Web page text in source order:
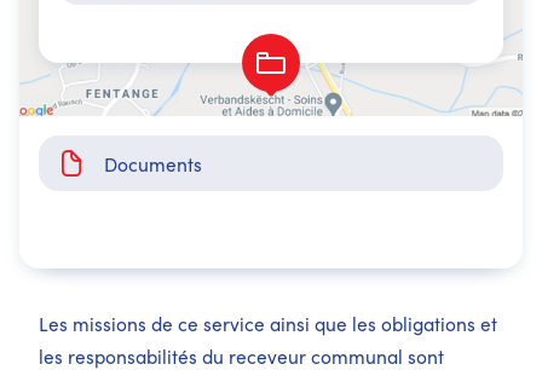
Documents
Les missions de ce service ainsi que les obligations et
les responsabilités du receveur communal sont